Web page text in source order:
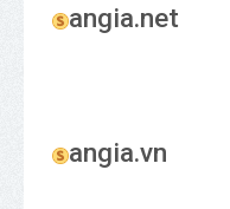
angia.net
angia.vn